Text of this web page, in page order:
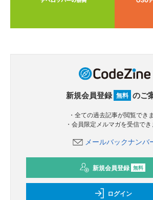
新規会員登録 無料 のご
・全ての過去記事が閲覧でき
・会員限定メルマガを受信で
メールバックナンバ
新規会員登録 無料
ログイン